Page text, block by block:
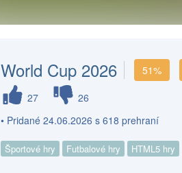
World Cup 2026
51%
27
26
• Pridané 24.06.2026 s 618 prehraní
Športové hry Futbalové hry HTML5 hry